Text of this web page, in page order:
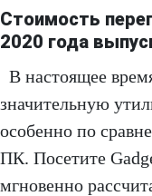
Стоимость
2020 года
В настоящее
значительную
особенно по
ПК. Посетите
мгновенно